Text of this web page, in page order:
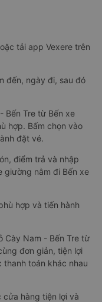
tải app Vexere trên
đến, ngày đi, sau đó
Bến Tre từ Bến xe
hợp. Bấm chọn vào
đặt vé.
điểm trả và nhập
giường nằm đi Bến xe
hợp và tiến hành
Cày Nam - Bến Tre từ
đơn giản, tiện lợi
thanh toán khác nhau
hàng tiện lợi và